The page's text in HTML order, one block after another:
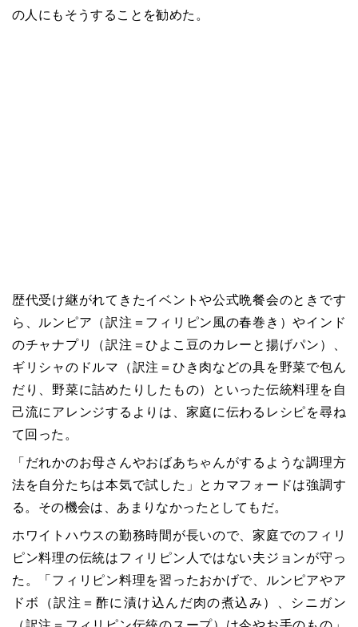
の人にもそうすることを勧めた。
歴代受け継がれてきたイベントや公式晩餐会のときです
ら、ルンピア（訳注＝フィリピン風の春巻き）やインド
のチャナプリ（訳注＝ひよこ豆のカレーと揚げパン）、
ギリシャのドルマ（訳注＝ひき肉などの具を野菜で包ん
だり、野菜に詰めたりしたもの）といった伝統料理を自
己流にアレンジするよりは、家庭に伝わるレシピを尋ね
て回った。
「だれかのお母さんやおばあちゃんがするような調理方
法を自分たちは本気で試した」とカマフォードは強調す
る。その機会は、あまりなかったとしてもだ。
ホワイトハウスの勤務時間が長いので、家庭でのフィリ
ピン料理の伝統はフィリピン人ではない夫ジョンが守っ
た。「フィリピン料理を習ったおかげで、ルンピアやア
ドボ（訳注＝酢に漬け込んだ肉の煮込み）、シニガン